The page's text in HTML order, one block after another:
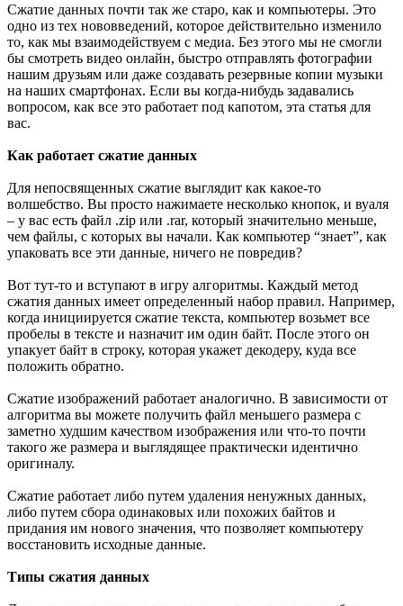
Сжатие данных почти так же старо, как и компьютеры. Это
одно из тех нововведений, которое действительно изменило
то, как мы взаимодействуем с медиа. Без этого мы не смогли
бы смотреть видео онлайн, быстро отправлять фотографии
нашим друзьям или даже создавать резервные копии музыки
на наших смартфонах. Если вы когда-нибудь задавались
вопросом, как все это работает под капотом, эта статья для
вас.
Как работает сжатие данных
Для непосвященных сжатие выглядит как какое-то
волшебство. Вы просто нажимаете несколько кнопок, и вуаля
– у вас есть файл .zip или .rar, который значительно меньше,
чем файлы, с которых вы начали. Как компьютер “знает”, как
упаковать все эти данные, ничего не повредив?
Вот тут-то и вступают в игру алгоритмы. Каждый метод
сжатия данных имеет определенный набор правил. Например,
когда инициируется сжатие текста, компьютер возьмет все
пробелы в тексте и назначит им один байт. После этого он
упакует байт в строку, которая укажет декодеру, куда все
положить обратно.
Сжатие изображений работает аналогично. В зависимости от
алгоритма вы можете получить файл меньшего размера с
заметно худшим качеством изображения или что-то почти
такого же размера и выглядящее практически идентично
оригиналу.
Сжатие работает либо путем удаления ненужных данных,
либо путем сбора одинаковых или похожих байтов и
придания им нового значения, что позволяет компьютеру
восстановить исходные данные.
Типы сжатия данных